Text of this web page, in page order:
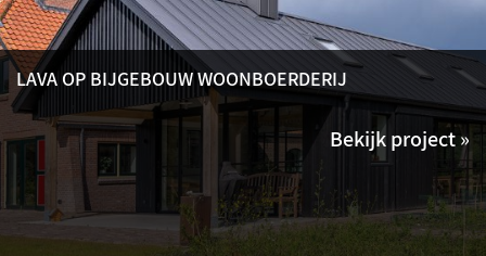
LAVA OP BIJGEBOUW WOONBOERDERIJ
Bekijk project »